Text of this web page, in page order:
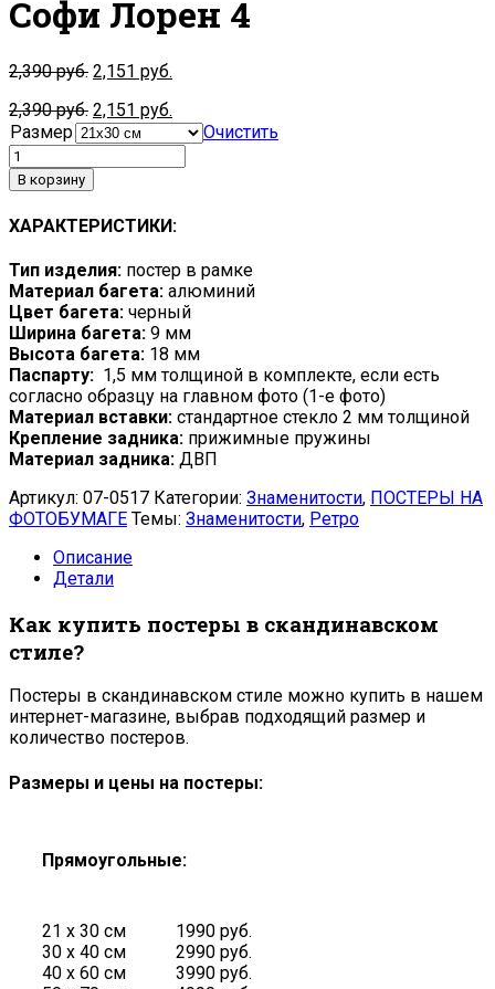
Софи Лорен 4
2,390руб. 2,151 руб.
2,390руб. 2,151 руб.
Размер
Очистить
В корзину
ХАРАКТЕРИСТИКИ:
Тип изделия: постер в рамке
Материал багета: алюминий
Цвет багета: черный
Ширина багета: 9 мм
Высота багета: 18 мм
Паспарту: 1,5 мм толщиной в комплекте, если есть
согласно образцу на главном фото (1-е фото)
Материал вставки: стандартное стекло 2 мм толщиной
Крепление задника: прижимные пружины
Материал задника: ДВП
Артикул: 07-0517 Категории: Знаменитости, ПОСТЕРЫ НА
ФОТОБУМАГЕ Темы: Знаменитости, Ретро
Описание
Детали
Как купить постеры в скандинавском
стиле?
Постеры в скандинавском стиле можно купить в нашем
интернет-магазине, выбрав подходящий размер и
количество постеров.
Размеры и цены на постеры:
Прямоугольные:
21 х 30 см
30 х 40 см
40 х 60 см
1990 руб.
2990 руб.
3990 руб.